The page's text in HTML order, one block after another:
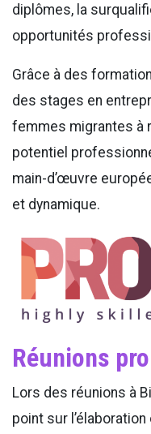
diplômes, la
opportunités
Grâce à des
des stages en
femmes migrantes à
potentiel
main-d’œuvre
et dynamique.
Réunions
Lors des réunions à
point sur